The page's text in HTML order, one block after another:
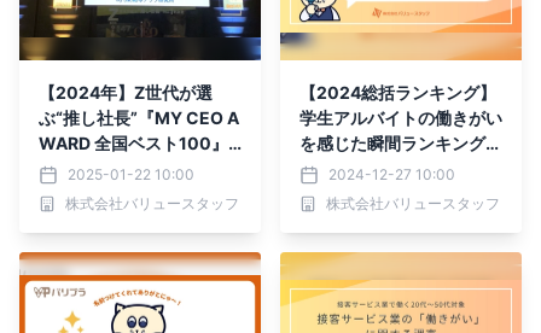
【2024年】Z世代が選
ぶ“推し社長”『MY CEO A
WARD 全国ベスト100』
に代表の森本が選ばれまし
た！
2025-01-22 10:00
株式会社バリュースタッフ
【2024総括ランキング】
学生アルバイトの働きがい
を感じた瞬間ランキング第
1位は「お客様から感謝の
言葉をもらった時」職種ご
との傾向も明らかに。
2024-12-27 10:00
株式会社バリュースタッフ